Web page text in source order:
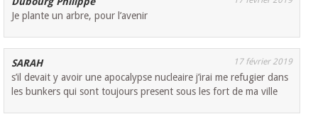
Je plante un arbre, pour l’avenir
SARAH 17 février 2019
s’il devait y avoir une apocalypse nucleaire j’irai me refugier dans
les bunkers qui sont toujours present sous les fort de ma ville